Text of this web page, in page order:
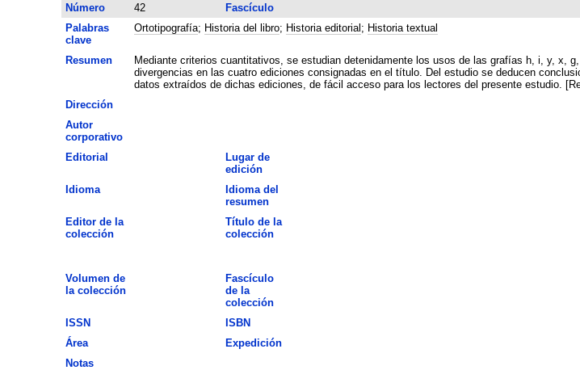
Número
42 Fascículo
Palabras
clave
Ortotipografía; Historia del libro; Historia editorial ; Historia textual
Resumen
Mediante criterios cuantitativos, se estudian detenidamente los usos de las grafías h, i, y, x,
divergencias en las cuatro ediciones consignadas en el título. Del estudio se deducen
datos extraídos de dichas ediciones, de fácil acceso para los lectores del presente estudio.
Dirección
Autor
corporativo
Editorial
Lugar de
edición
Idioma
Idioma del
resumen
Editor de la
colección
Título de la
colección
Volumen de
la colección
Fascículo
de la
colección
ISSN ISBN
Área
Expedición
Notas